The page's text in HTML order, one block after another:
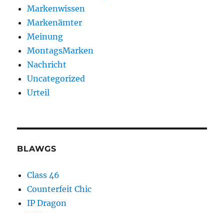
Markenwissen
Markenämter
Meinung
MontagsMarken
Nachricht
Uncategorized
Urteil
BLAWGS
Class 46
Counterfeit Chic
IP Dragon